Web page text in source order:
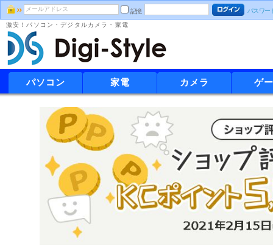
記憶 パスワー
激安！パソコン・デジタルカメラ・家電
パソコン 家電 カメラ ゲ